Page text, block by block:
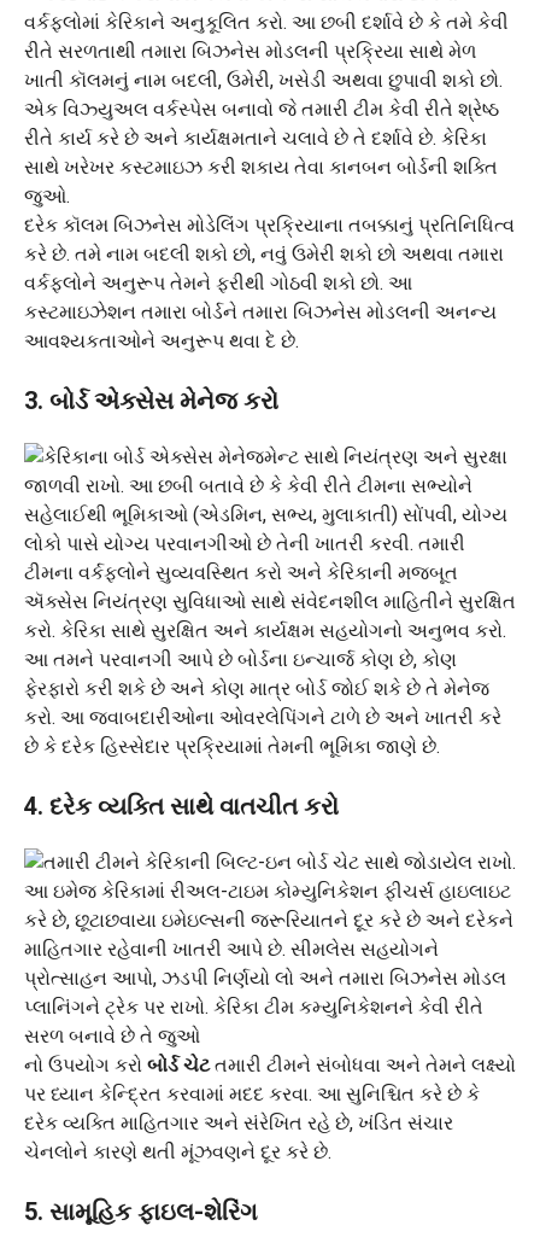
દરેક કૉલમ બિઝનેસ મોડેલિંગ પ્રક્રિયાના તબક્કાનું પ્રતિનિધિત્વ
કરે છે. તમે નામ બદલી શકો છો, નવું ઉમેરી શકો છો અથવા તમારા
વર્કફ્લોને અનુરૂપ તેમને ફરીથી ગોઠવી શકો છો. આ
કસ્ટમાઇઝેશન તમારા બોર્ડને તમારા બિઝનેસ મોડલની અનન્ય
આવશ્યકતાઓને અનુરૂપ થવા દે છે.
3. બોર્ડ એક્સેસ મેનેજ કરો
આ તમને પરવાનગી આપે છે બોર્ડના ઇન્ચાર્જ કોણ છે, કોણ
ફેરફારો કરી શકે છે અને કોણ માત્ર બોર્ડ જોઈ શકે છે તે મેનેજ
કરો. આ જવાબદારીઓના ઓવરલેપિંગને ટાળે છે અને ખાતરી કરે
છે કે દરેક હિસ્સેદાર પ્રક્રિયામાં તેમની ભૂમિકા જાણે છે.
4. દરેક વ્યક્તિ સાથે વાતચીત કરો
નો ઉપયોગ કરો બોર્ડ ચેટતમારી ટીમને સંબોધવા અને તેમને લક્ષ્યો
પર ધ્યાન કેન્દ્રિત કરવામાં મદદ કરવા. આ સુનિશ્ચિત કરે છે કે
દરેક વ્યક્તિ માહિતગાર અને સંરેખિત રહે છે, ખંડિત સંચાર
ચેનલોને કારણે થતી મૂંઝવણને દૂર કરે છે.
5. સામૂહિક ફાઇલ-શેરિંગ